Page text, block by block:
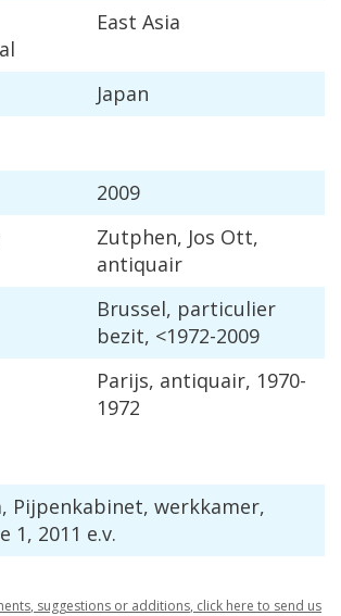
East Asia
Japan
2009
Zutphen, Jos Ott,
antiquair
Brussel, particulier
bezit, <1972-2009
Parijs, antiquair, 1970-
1972
, Pijpenkabinet, werkkamer,
1, 2011 e.v.
, suggestions or additions, click here to send us